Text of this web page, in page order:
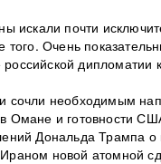
искали почти
Очень
дипломатии
сочли необходимым
Омане и готовности
Дональда Трампа
новой атомной